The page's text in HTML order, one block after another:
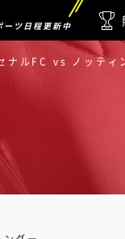
ーツ日程更新中
ナルFC vs ノッティ